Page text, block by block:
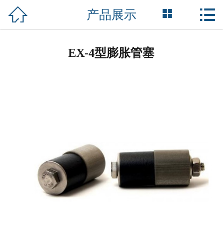
网站首页
资质荣誉
成功案例
 产品展示  
EX-4型膨胀管塞